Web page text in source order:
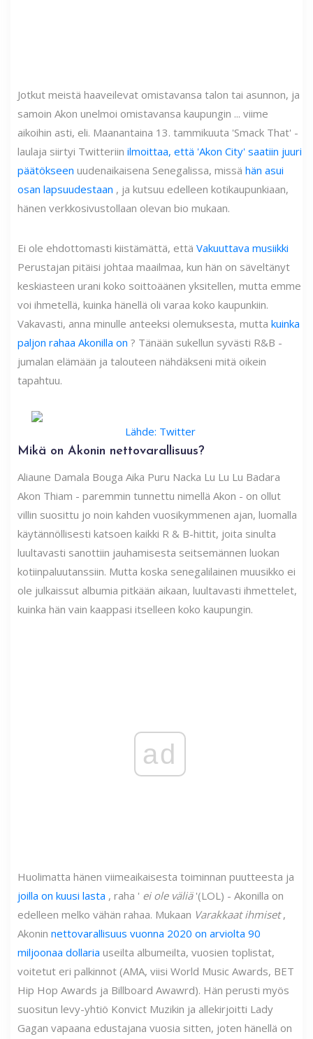
Jotkut meistä haaveilevat omistavansa talon tai asunnon, ja
samoin Akon unelmoi omistavansa kaupungin ... viime
aikoihin asti, eli. Maanantaina 13. tammikuuta 'Smack That' -
laulaja siirtyi Twitteriin ilmoittaa, että 'Akon City' saatiin juuri
päätökseen uudenaikaisena Senegalissa, missä hän asui
osan lapsuudestaan , ja kutsuu edelleen kotikaupunkiaan,
hänen verkkosivustollaan olevan bio mukaan.
Ei ole ehdottomasti kiistämättä, että Vakuuttava musiikki
Perustajan pitäisi johtaa maailmaa, kun hän on säveltänyt
keskiasteen urani koko soittoäänen yksitellen, mutta emme
voi ihmetellä, kuinka hänellä oli varaa koko kaupunkiin.
Vakavasti, anna minulle anteeksi olemuksesta, mutta kuinka
paljon rahaa Akonilla on ? Tänään sukellun syvästi R&B -
jumalan elämään ja talouteen nähdäkseni mitä oikein
tapahtuu.
Lähde: Twitter
Mikä on Akonin nettovarallisuus?
Aliaune Damala Bouga Aika Puru Nacka Lu Lu Lu Badara
Akon Thiam - paremmin tunnettu nimellä Akon - on ollut
villin suosittu jo noin kahden vuosikymmenen ajan, luomalla
käytännöllisesti katsoen kaikki R & B-hittit, joita sinulta
luultavasti sanottiin jauhamisesta seitsemännen luokan
kotiinpaluutanssiin. Mutta koska senegalilainen muusikko ei
ole julkaissut albumia pitkään aikaan, luultavasti ihmettelet,
kuinka hän vain kaappasi itselleen koko kaupungin.
ad
Huolimatta hänen viimeaikaisesta toiminnan puutteesta ja
joilla on kuusi lasta , raha ' ei ole väliä'(LOL) - Akonilla on
edelleen melko vähän rahaa. Mukaan Varakkaat ihmiset,
Akonin nettovarallisuus vuonna 2020 on arviolta 90
miljoonaa dollaria useilta albumeilta, vuosien toplistat,
voitetut eri palkinnot (AMA, viisi Wоrld Мuѕіс Аwаrds, ВET
Нір Нор Аwаrds ja Віllbоаrd Awawrd). Hän perusti myös
suositun levy-yhtiö Konvict Muzikin ja allekirjoitti Lady
Gagan vapaana edustajana vuosia sitten, joten hänellä on